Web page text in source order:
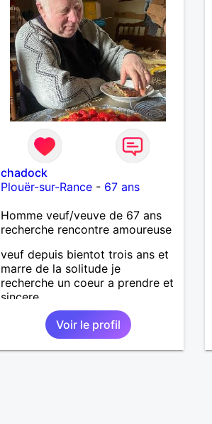
chadock
Plouër-sur-Rance- 67 ans
Homme veuf/veuve de 67 ans
recherche rencontre amoureuse
veuf depuis bientot trois ans et
marre de la solitude je
recherche un coeur a prendre et
sincere
Voir le profil